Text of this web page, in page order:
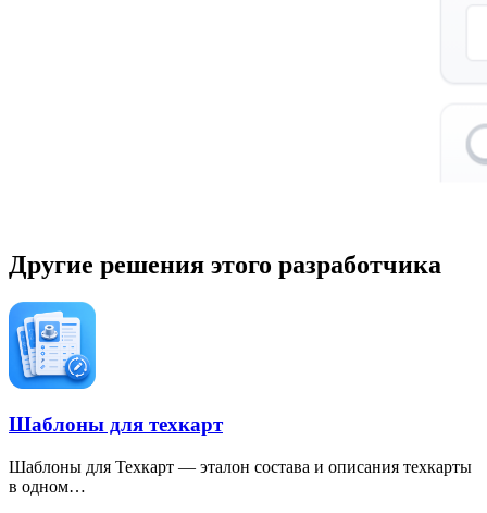
Другие решения этого разработчика
Шаблоны для техкарт
Шаблоны для Техкарт — эталон состава и описания техкарты
в одном…